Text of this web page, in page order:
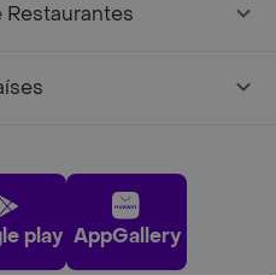
Restaurantes
play AppGallery